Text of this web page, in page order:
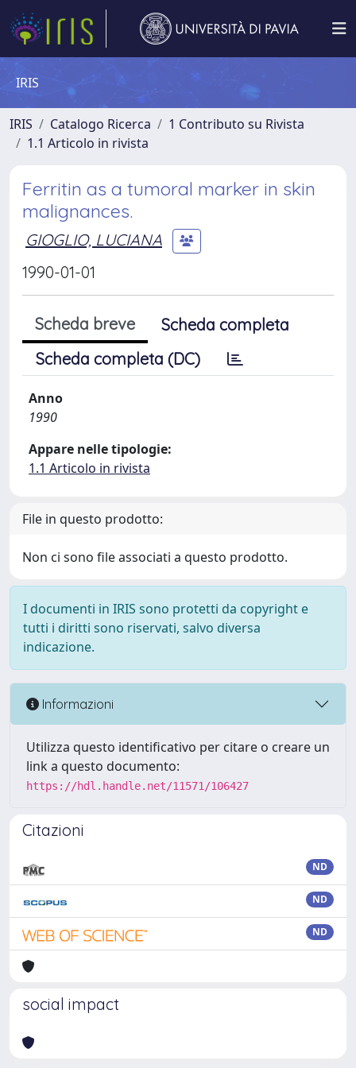
IRIS
IRIS Catalogo Ricerca
1 Contributo su Rivista
1.1 Articolo in rivista
Ferritin as a tumoral marker in skin
malignances.
GIOGLIO, LUCIANA
1990-01-01
Scheda breve
Scheda completa
Scheda completa (DC)
Anno
1990
Appare nelle tipologie:
1.1 Articolo in rivista
File in questo prodotto:
Non ci sono file associati a questo prodotto.
I documenti in IRIS sono protetti da copyright e
tutti i diritti sono riservati, salvo diversa
indicazione.
Informazioni
Utilizza questo identificativo per citare o creare un
link a questo documento:
https://hdl.handle.net/11571/106427
Citazioni
ND
ND
ND
social impact